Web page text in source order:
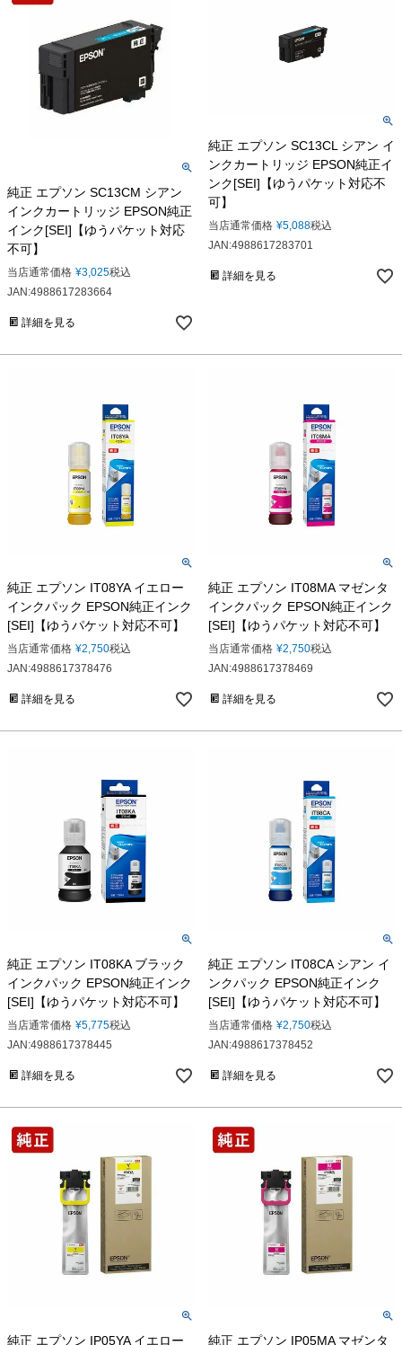
純正 エプソン SC13CM シアン
インクカートリッジ EPSON純正
インク[SEI]【ゆうパケット対応
不可】
当店通常価格 ¥3,025税込
JAN:4988617283664
詳細を見る
純正 エプソン SC13CL シアン イ
ンクカートリッジ EPSON純正イ
ンク[SEI]【ゆうパケット対応不
可】
当店通常価格 ¥5,088税込
JAN:4988617283701
詳細を見る
純正 エプソン IT08YA イエロー
インクパック EPSON純正インク
[SEI]【ゆうパケット対応不可】
当店通常価格 ¥2,750税込
JAN:4988617378476
詳細を見る
純正 エプソン IT08MA マゼンタ
インクパック EPSON純正インク
[SEI]【ゆうパケット対応不可】
当店通常価格 ¥2,750税込
JAN:4988617378469
詳細を見る
純正 エプソン IT08KA ブラック
インクパック EPSON純正インク
[SEI]【ゆうパケット対応不可】
当店通常価格 ¥5,775税込
JAN:4988617378445
詳細を見る
純正 エプソン IT08CA シアン イ
ンクパック EPSON純正インク
[SEI]【ゆうパケット対応不可】
当店通常価格 ¥2,750税込
JAN:4988617378452
詳細を見る
純正 エプソン IP05YA イエロー 純正 エプソン IP05MA マゼンタ